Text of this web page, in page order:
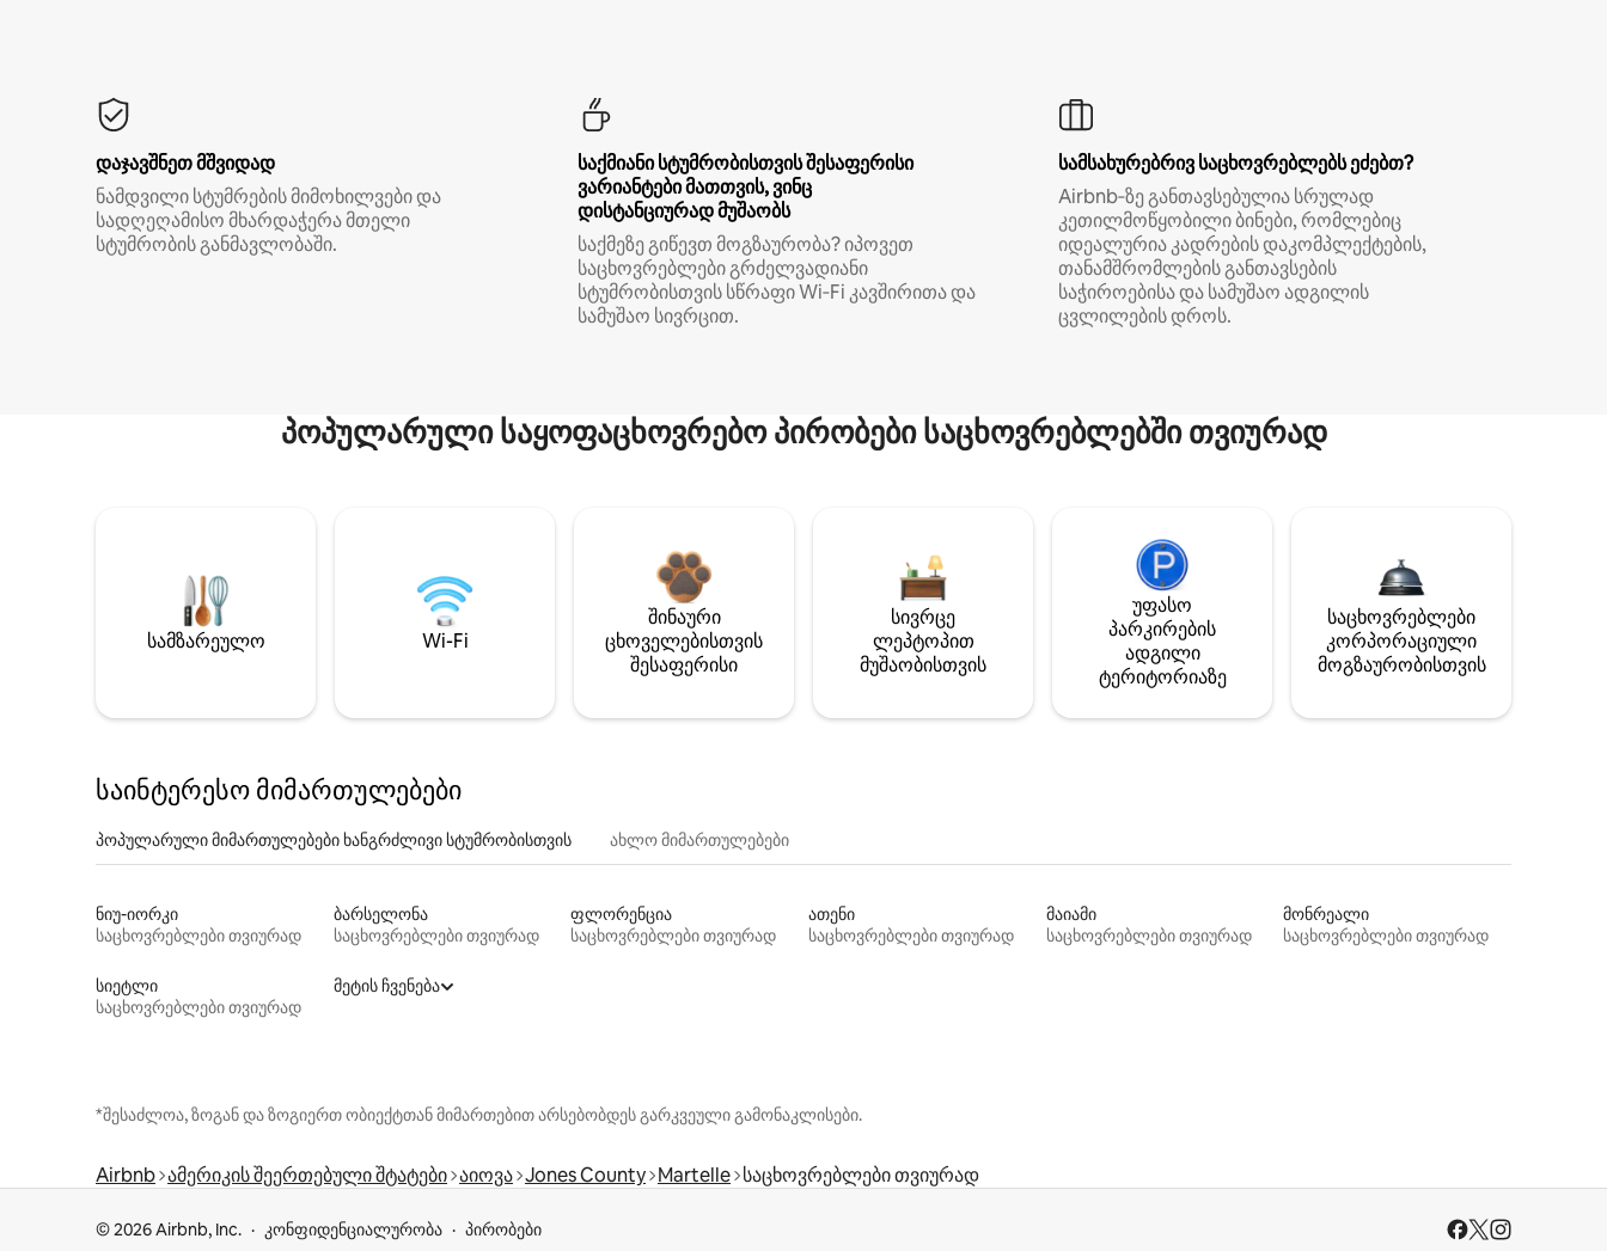
დაჯავშნეთ მშვიდად
ნამდვილი სტუმრების მიმოხილვები და
სადღეღამისო მხარდაჭერა მთელი
სტუმრობის განმავლობაში.
საქმიანი სტუმრობისთვის შესაფერისი
ვარიანტები მათთვის, ვინც
დისტანციურად მუშაობს
საქმეზე გიწევთ მოგზაურობა? იპოვეთ
საცხოვრებლები გრძელვადიანი
სტუმრობისთვის სწრაფი Wi‑Fi კავშირითა და
სამუშაო სივრცით.
სამსახურებრივ საცხოვრებლებს ეძებთ?
Airbnb‑ზე განთავსებულია სრულად
კეთილმოწყობილი ბინები, რომლებიც
იდეალურია კადრების დაკომპლექტების,
თანამშრომლების განთავსების
საჭიროებისა და სამუშაო ადგილის
ცვლილების დროს.
პოპულარული საყოფაცხოვრებო პირობები საცხოვრებლებში თვიურად
სამზარეულო Wi-Fi
შინაური
ცხოველებისთვის
შესაფერისი
სივრცე
ლეპტოპით
მუშაობისთვის
უფასო
პარკირების
ადგილი
ტერიტორიაზე
საცხოვრებლები
კორპორაციული
მოგზაურობისთვის
საინტერესო მიმართულებები
პოპულარული მიმართულებები ხანგრძლივი სტუმრობისთვის ახლო მიმართულებები
ნიუ-იორკი
საცხოვრებლები თვიურად
ბარსელონა
საცხოვრებლები თვიურად
ფლორენცია
საცხოვრებლები თვიურად
ათენი
საცხოვრებლები თვიურად
მაიამი
საცხოვრებლები თვიურად
მონრეალი
საცხოვრებლები თვიურად
სიეტლი
საცხოვრებლები თვიურად
მეტის ჩვენება
*შესაძლოა, ზოგან და ზოგიერთ ობიექტთან მიმართებით არსებობდეს გარკვეული გამონაკლისები.
Airbnb ამერიკის შეერთებული შტატები აიოვა Jones County Martelle საცხოვრებლები თვიურად
© 2026 Airbnb, Inc. კონფიდენციალურობა პირობები